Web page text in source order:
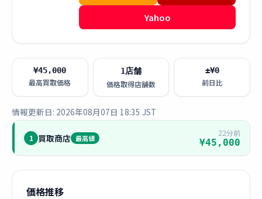
Yahoo
¥45,000
最高買取価格
1店舗
価格取得店舗数
±¥0
前日比
情報更新日: 2026年08月07日 18:35 JST
1 買取商店 最高値
22分前
¥45,000
価格推移